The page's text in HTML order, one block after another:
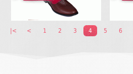
|< < 1 2 3 4 5 6